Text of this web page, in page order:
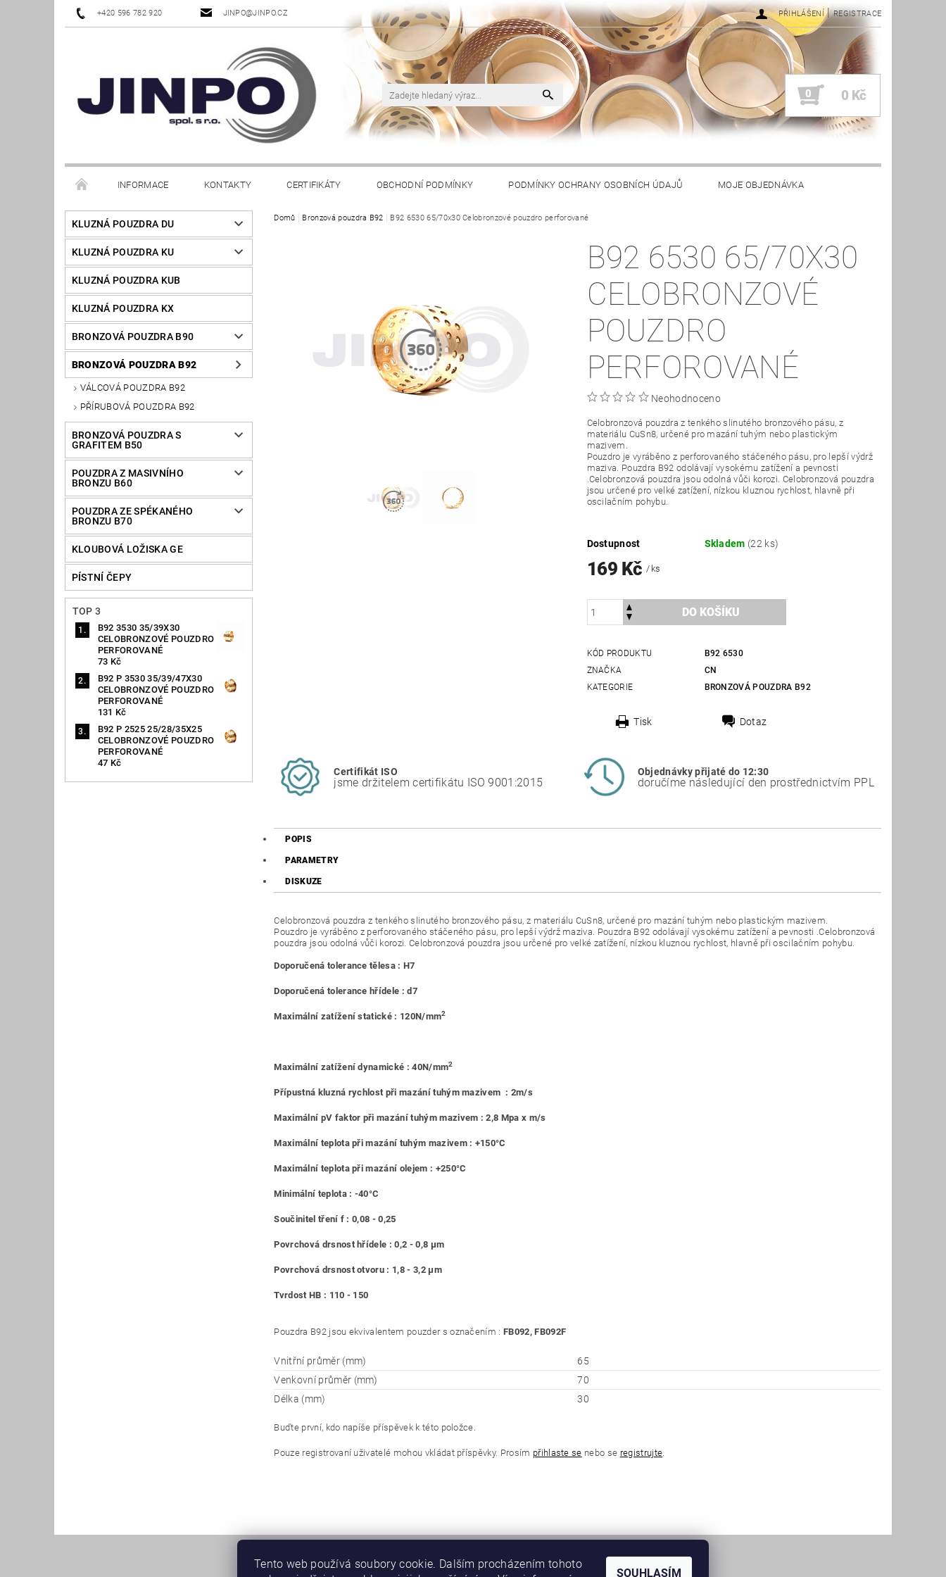
+420 596 782 920 JINPO@JINPO.CZ PŘIHLÁŠENÍ | REGISTRACE
0 0 Kč
INFORMACE KONTAKTY CERTIFIKÁTY OBCHODNÍ PODMÍNKY PODMÍNKY OCHRANY OSOBNÍCH ÚDAJŮ MOJE OBJEDNÁVKA
KLUZNÁ POUZDRA DU
KLUZNÁ POUZDRA KU
KLUZNÁ POUZDRA KUB
KLUZNÁ POUZDRA KX
BRONZOVÁ POUZDRA B90
BRONZOVÁ POUZDRA B92
VÁLCOVÁ POUZDRA B92
PŘÍRUBOVÁ POUZDRA B92
BRONZOVÁ POUZDRA S
GRAFITEM B50
POUZDRA Z MASIVNÍHO
BRONZU B60
POUZDRA ZE SPÉKANÉHO
BRONZU B70
KLOUBOVÁ LOŽISKA GE
PÍSTNÍ ČEPY
TOP 3
B92 3530 35/39X30
CELOBRONZOVÉ POUZDRO
PERFOROVANÉ
73 Kč
B92 P 3530 35/39/47X30
CELOBRONZOVÉ POUZDRO
PERFOROVANÉ
131 Kč
B92 P 2525 25/28/35X25
CELOBRONZOVÉ POUZDRO
PERFOROVANÉ
47 Kč
Domů Bronzová pouzdra B92 B92 6530 65/70x30 Celobronzové pouzdro perforované
B92 6530 65/70X30
CELOBRONZOVÉ
POUZDRO
PERFOROVANÉ
Neohodnoceno
Celobronzová pouzdra z tenkého slinutého bronzového pásu, z
materiálu CuSn8, určené pro mazání tuhým nebo plastickým
mazivem.
Pouzdro je vyráběno z perforovaného stáčeného pásu, pro lepší výdrž
maziva. Pouzdra B92 odolávají vysokému zatížení a pevnosti
.Celobronzová pouzdra jsou odolná vůči korozi. Celobronzová pouzdra
jsou určené pro velké zatížení, nízkou kluznou rychlost, hlavně při
oscilačním pohybu.
Dostupnost Skladem (22 ks)
169 Kč/ ks
KÓD PRODUKTU
B92 6530
ZNAČKA
CN
KATEGORIE
BRONZOVÁ POUZDRA B92
Tisk Dotaz
Certifikát ISO
jsme držitelem certifikátu ISO 9001:2015
Objednávky přijaté do 12:30
doručíme následující den prostřednictvím PPL
POPIS
PARAMETRY
DISKUZE
Celobronzová pouzdra z tenkého slinutého bronzového pásu, z materiálu CuSn8, určené pro mazání tuhým nebo plastickým mazivem.
Pouzdro je vyráběno z perforovaného stáčeného pásu, pro lepší výdrž maziva. Pouzdra B92 odolávají vysokému zatížení a pevnosti .Celobronzová
pouzdra jsou odolná vůči korozi. Celobronzová pouzdra jsou určené pro velké zatížení, nízkou kluznou rychlost, hlavně při oscilačním pohybu.
Doporučená tolerance tělesa : H7
Doporučená tolerance hřídele : d7
Maximální zatížení statické : 120N/mm2
Maximální zatížení dynamické : 40N/mm2
Přípustná kluzná rychlost při mazání tuhým mazivem : 2m/s
Maximální pV faktor při mazání tuhým mazivem : 2,8 Mpa x m/s
Maximální teplota při mazání tuhým mazivem : +150°C
Maximální teplota při mazání olejem : +250°C
Minimální teplota : -40°C
Součinitel tření f : 0,08 - 0,25
Povrchová drsnost hřídele : 0,2 - 0,8 μm
Povrchová drsnost otvoru : 1,8 - 3,2 μm
Tvrdost HB : 110 - 150
Pouzdra B92 jsou ekvivalentem pouzder s označením :FB092, FB092F
Vnitřní průměr (mm)
65
Venkovní průměr (mm)
70
Délka (mm)
30
Buďte první, kdo napíše příspěvek k této položce.
Pouze registrovaní uživatelé mohou vkládat příspěvky. Prosím přihlaste se nebo se registrujte.
Tento web používá soubory cookie. Dalším procházením tohoto
SOUHLASÍM